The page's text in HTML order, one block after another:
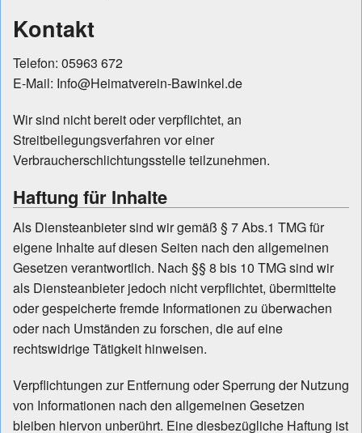
Kontakt
Telefon: 05963 672
E-Mail: Info@Heimatverein-Bawinkel.de
Wir sind nicht bereit oder verpflichtet, an
Streitbeilegungsverfahren vor einer
Verbraucherschlichtungsstelle teilzunehmen.
Haftung für Inhalte
Als Diensteanbieter sind wir gemäß § 7 Abs.1 TMG für
eigene Inhalte auf diesen Seiten nach den allgemeinen
Gesetzen verantwortlich. Nach §§ 8 bis 10 TMG sind wir
als Diensteanbieter jedoch nicht verpflichtet, übermittelte
oder gespeicherte fremde Informationen zu überwachen
oder nach Umständen zu forschen, die auf eine
rechtswidrige Tätigkeit hinweisen.
Verpflichtungen zur Entfernung oder Sperrung der Nutzung
von Informationen nach den allgemeinen Gesetzen
bleiben hiervon unberührt. Eine diesbezügliche Haftung ist